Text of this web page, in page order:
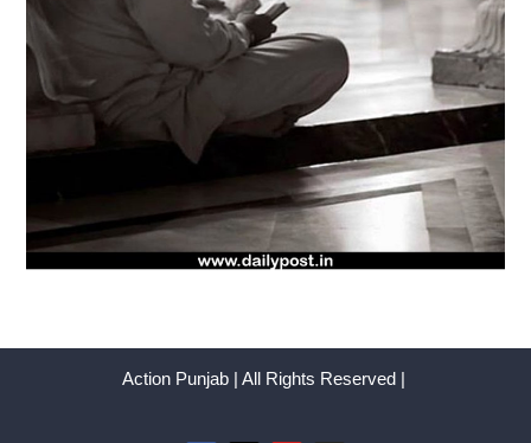
Action Punjab | All Rights Reserved |